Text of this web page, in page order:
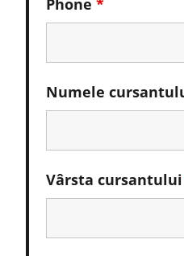
Phone *
Numele
Vârsta cursantului